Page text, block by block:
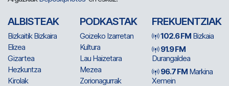
ALBISTEAK
Bizkaitik Bizkaira
Elizea
Gizartea
Hezkuntza
Kirolak
PODKASTAK
Goizeko Izarretan
Kultura
Lau Haizetara
Mezea
Zorionagurrak
FREKUENTZIAK
102.6 FM Bizkaia
91.9 FM
Durangaldea
96.7 FM Markina
Xemein